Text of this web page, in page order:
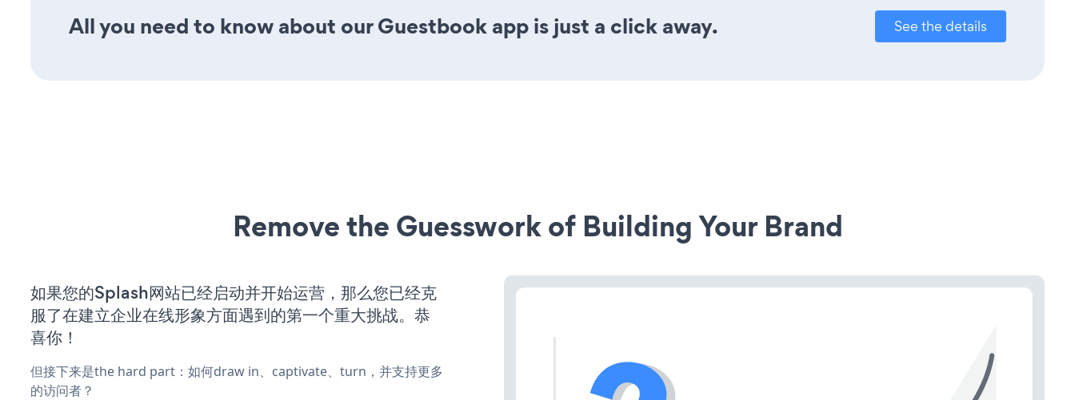
All you need to know about our Guestbook app is just a click away. See the details
Remove the Guesswork of Building Your Brand
如果您的Splash网站已经启动并开始运营，那么您已经克
服了在建立企业在线形象方面遇到的第一个重大挑战。恭
喜你！
但接下来是the hard part：如何draw in、captivate、turn，并支持更多
的访问者？